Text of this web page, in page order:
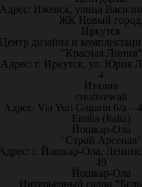
Ижевск, улица
ЖК Новый город.
Иркутск
дизайна и
"Красная Линия"
Адрес: г. Иркутск, ул. Юрия
4
Италия
creativewall
Адрес: Via Yuri Gagarin 6/a –
Emilia (Italia)
Йошкар-Ола
"Строй Арсенал"
г. Йошкар-Ола,
49
Йошкар-Ола
Интерьерный салон